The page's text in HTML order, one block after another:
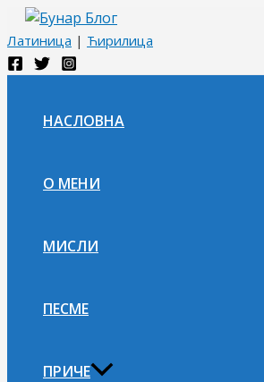
Пређи
на
садржај
Латиница | Ћирилица
НАСЛОВНА
О МЕНИ
МИСЛИ
ПЕСМЕ
ПРИЧЕ